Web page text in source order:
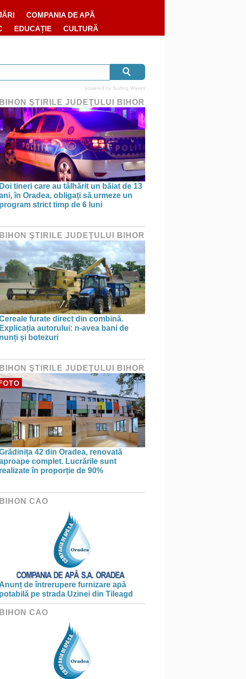
COMPANIA DE APĂ
EDUCAȚIE CULTURĂ
powered by Surfing Waves
BIHON ŞTIRILE JUDEŢULUI BIHOR
Doi tineri care au tâlhărit un băiat de 13
în Oradea, obligați să urmeze un
program strict timp de 6 luni
BIHON ŞTIRILE JUDEŢULUI BIHOR
furate direct din combină.
Explicația autorului: n-avea bani de
nunți și botezuri
BIHON ŞTIRILE JUDEŢULUI BIHOR
42 din Oradea, renovată
complet. Lucrările sunt
realizate în proporție de 90%
BIHON CAO
Anunț de întrerupere furnizare apă
potabilă pe strada Uzinei din Tileagd
BIHON CAO